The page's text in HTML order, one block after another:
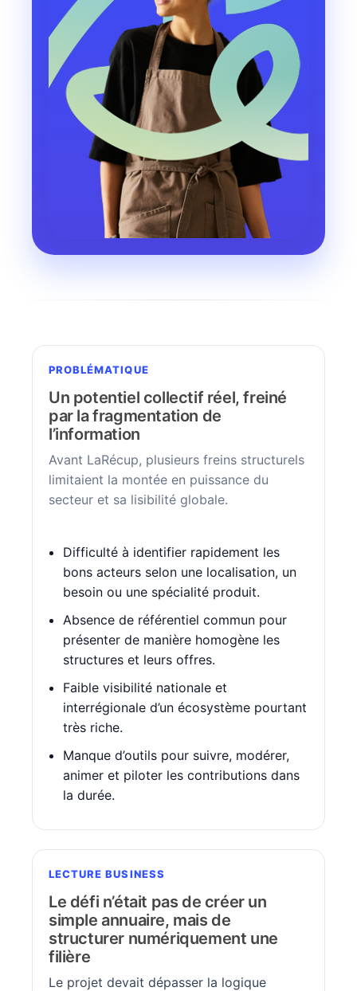
PROBLÉMATIQUE
Un potentiel collectif réel, freiné
par la fragmentation de
l’information
Avant LaRécup, plusieurs freins structurels
limitaient la montée en puissance du
secteur et sa lisibilité globale.
Difficulté à identifier rapidement les
bons acteurs selon une localisation, un
besoin ou une spécialité produit.
Absence de référentiel commun pour
présenter de manière homogène les
structures et leurs offres.
Faible visibilité nationale et
interrégionale d’un écosystème pourtant
très riche.
Manque d’outils pour suivre, modérer,
animer et piloter les contributions dans
la durée.
LECTURE BUSINESS
Le défi n’était pas de créer un
simple annuaire, mais de
structurer numériquement une
filière
Le projet devait dépasser la logique